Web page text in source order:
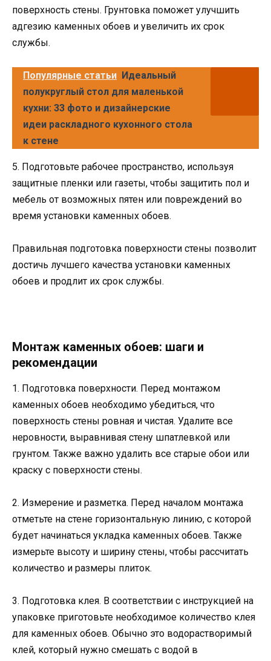
поверхность стены. Грунтовка поможет улучшить
адгезию каменных обоев и увеличить их срок
службы.
Популярные статьи Идеальный
полукруглый стол для маленькой
кухни: 33 фото и дизайнерские
идеи раскладного кухонного стола
к стене
5. Подготовьте рабочее пространство, используя
защитные пленки или газеты, чтобы защитить пол и
мебель от возможных пятен или повреждений во
время установки каменных обоев.
Правильная подготовка поверхности стены позволит
достичь лучшего качества установки каменных
обоев и продлит их срок службы.
Монтаж каменных обоев: шаги и
рекомендации
1. Подготовка поверхности. Перед монтажом
каменных обоев необходимо убедиться, что
поверхность стены ровная и чистая. Удалите все
неровности, выравнивая стену шпатлевкой или
грунтом. Также важно удалить все старые обои или
краску с поверхности стены.
2. Измерение и разметка. Перед началом монтажа
отметьте на стене горизонтальную линию, с которой
будет начинаться укладка каменных обоев. Также
измерьте высоту и ширину стены, чтобы рассчитать
количество и размеры плиток.
3. Подготовка клея. В соответствии с инструкцией на
упаковке приготовьте необходимое количество клея
для каменных обоев. Обычно это водорастворимый
клей, который нужно смешать с водой в